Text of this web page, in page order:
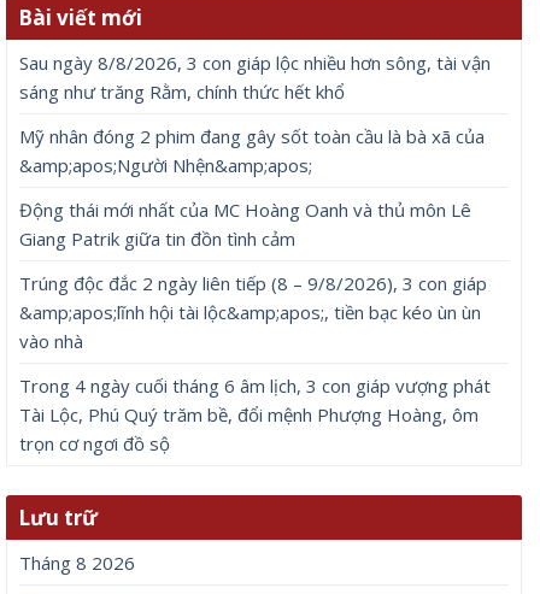
Bài viết mới
Sau ngày 8/8/2026, 3 con giáp lộc nhiều hơn sông, tài vận
sáng như trăng Rằm, chính thức hết khổ
Mỹ nhân đóng 2 phim đang gây sốt toàn cầu là bà xã của
&amp;apos;Người Nhện&amp;apos;
Động thái mới nhất của MC Hoàng Oanh và thủ môn Lê
Giang Patrik giữa tin đồn tình cảm
Trúng độc đắc 2 ngày liên tiếp (8 – 9/8/2026), 3 con giáp
&amp;apos;lĩnh hội tài lộc&amp;apos;, tiền bạc kéo ùn ùn
vào nhà
Trong 4 ngày cuối tháng 6 âm lịch, 3 con giáp vượng phát
Tài Lộc, Phú Quý trăm bề, đổi mệnh Phượng Hoàng, ôm
trọn cơ ngơi đồ sộ
Lưu trữ
Tháng 8 2026